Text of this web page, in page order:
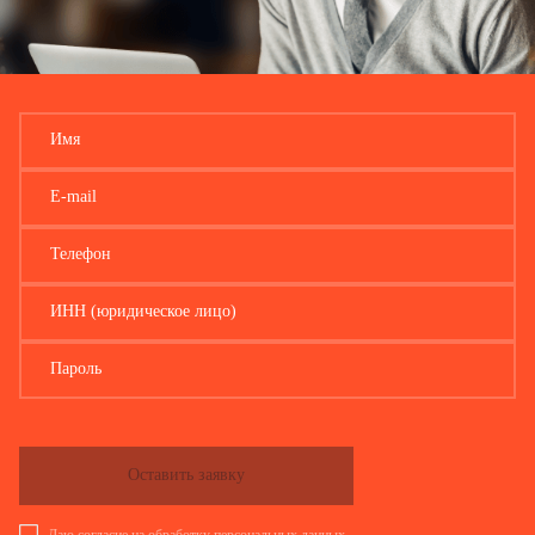
Имя
E-mail
Телефон
ИНН (юридическое лицо)
Пароль
Оставить заявку